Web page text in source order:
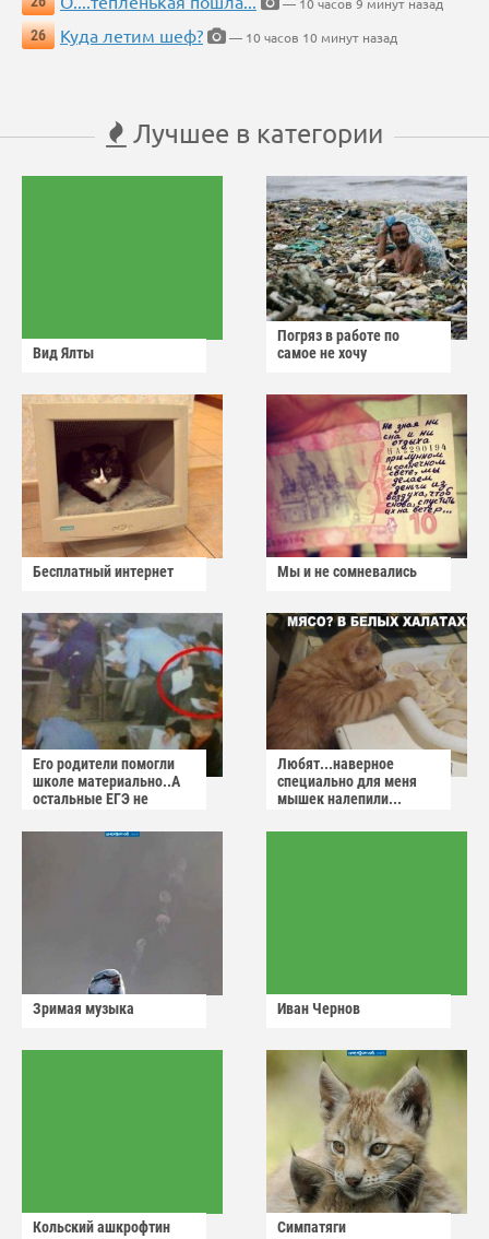
— 10 часов 9 минут назад
26
Куда летим шеф? — 10 часов 10 минут назад
Лучшее в категории
Вид Ялты
Погряз в работе по
самое не хочу
Бесплатный интернет Мы и не сомневались
Его родители помогли
школе материально..А
остальные ЕГЭ не
Любят...наверное
специально для меня
мышек налепили...
Зримая музыка Иван Чернов
Кольский ашкрофтин Симпатяги